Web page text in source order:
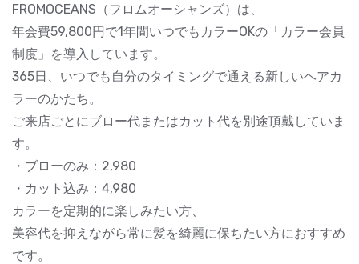
FROMOCEANS（フロムオーシャンズ）は、
年会費59,800円で1年間いつでもカラーOKの「カラー会員
制度」を導入しています。
365日、いつでも自分のタイミングで通える新しいヘアカ
ラーのかたち。
ご来店ごとにブロー代またはカット代を別途頂戴していま
す。
・ブローのみ：2,980
・カット込み：4,980
カラーを定期的に楽しみたい方、
美容代を抑えながら常に髪を綺麗に保ちたい方におすすめ
です。